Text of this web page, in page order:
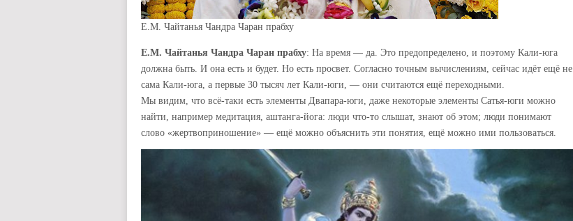
Е.М. Чайтанья Чандра Чаран прабху
Е.М. Чайтанья Чандра Чаран прабху: На время — да. Это предопределено, и поэтому Кали-юга
должна быть. И она есть и будет. Но есть просвет. Согласно точным вычислениям, сейчас идёт ещё не
сама Кали-юга, а первые 30 тысяч лет Кали-юги, — они считаются ещё переходными.
Мы видим, что всё-таки есть элементы Двапара-юги, даже некоторые элементы Сатья-юги можно
найти, например медитация, аштанга-йога: люди что-то слышат, знают об этом; люди понимают
слово «жертвоприношение» — ещё можно объяснить эти понятия, ещё можно ими пользоваться.